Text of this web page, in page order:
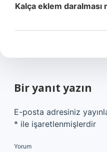
Kalça eklem daralması
Bir yanıt yazın
E-posta adresiniz
* ile işaretlenmişlerdir
Yorum